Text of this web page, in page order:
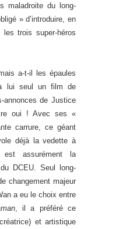
maladroite du long-
» d’introduire, en
trois super-héros
a-t-il les épaules
lui seul un film de
annonces de Justice
oui ! Avec ses «
carrure, ce géant
déjà la vedette à
est assurément la
DCEU. Seul long-
changement majeur
a eu le choix entre
, il a préféré ce
et artistique